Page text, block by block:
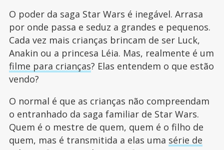
O poder da saga Star Wars é inegável. Arrasa
por onde passa e seduz a grandes e pequenos.
Cada vez mais crianças brincam de ser Luck,
Anakin ou a princesa Léia. Mas, realmente é um
filme para crianças? Elas entendem o que estão
vendo?
O normal é que as crianças não compreendam
o entranhado da saga familiar de Star Wars.
Quem é o mestre de quem, quem é o filho de
quem, mas é transmitida a elas uma série de